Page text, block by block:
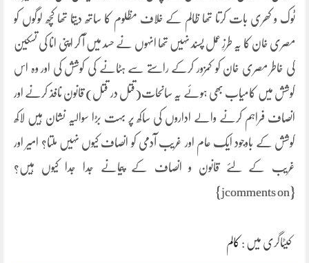
ٹوک و کھری بات کرتا تھا ظالم کے خلاف مظلوم کا ساتھ دیتا تھا کچھ لوگوں کو
مصری خان کا یہ طرزِ عمل پسند نہیں تھا انہوں نے حسد میں آ کر اپنی انا کی تسکین
کی خاطر مصری خان کو کمزور کرکے راستے سے ہٹانے کی کوشش کی اور وہ اس
کوشش میں کامیاب بھی ہوئے یہ سانحات(قتل در قتل) قانون نافذ کرنے اور
انصاف فراہم کرنے والے اداروں کی ساکھ پر بہت بڑا سوالیہ نشان ہیں لاکھ
کوشش کے باوجود ایک عام اور غریب آدمی کو انصاف کیوں نہیں ملتا؟ امیر اور
غریب کے لئے قانون و انصاف کے پیمانے جدا جدا کیوں ہیں؟
{jcomments on}
کیٹاگری میں : کالم